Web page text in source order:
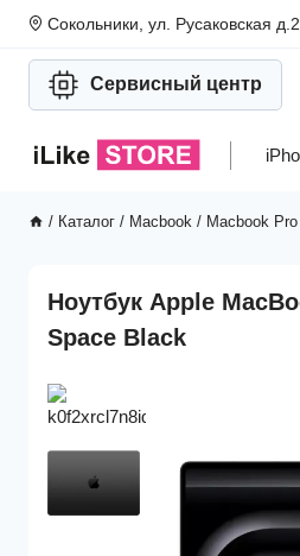
Перейти
содержимому
Сокольники, ул. Русаковская
Сервисный центр
/ Каталог / Macbook / Macbook Pro
Ноутбук Apple
Space Black